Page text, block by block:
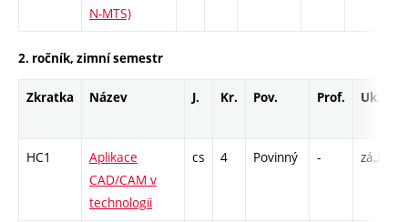
N-MTS)
2. ročník, zimní semestr
Zkratka Název J. Kr. Pov. Prof. Uk.
HC1
Aplikace
CAD/CAM v
technologii
cs 4 Povinný - zá,zk